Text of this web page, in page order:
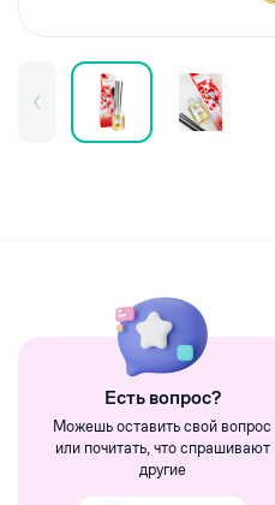
Eсть вопрос?
Можешь оставить свой вопрос
или почитать, что спрашивают
другие